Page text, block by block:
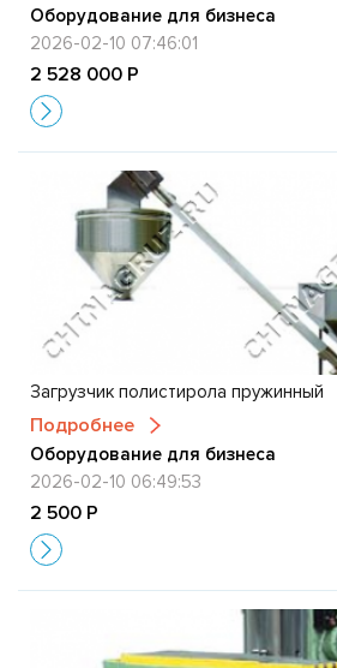
Оборудование для бизнеса
2026-02-10 07:46:01
2 528 000 Р
Загрузчик полистирола пружинный
Подробнее
Оборудование для бизнеса
2026-02-10 06:49:53
2 500 Р